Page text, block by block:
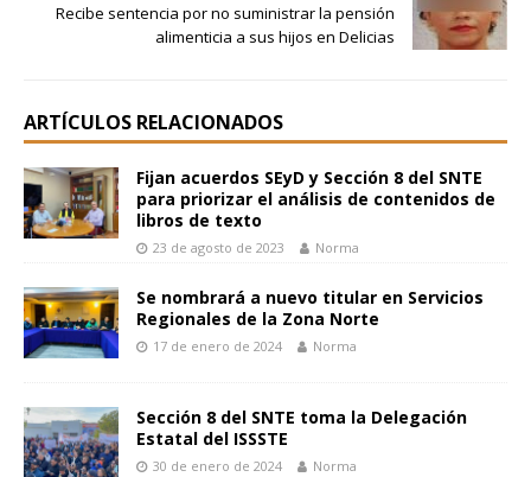
Recibe sentencia por no suministrar la pensión
alimenticia a sus hijos en Delicias
ARTÍCULOS RELACIONADOS
Fijan acuerdos SEyD y Sección 8 del SNTE
para priorizar el análisis de contenidos de
libros de texto
23 de agosto de 2023 Norma
Se nombrará a nuevo titular en Servicios
Regionales de la Zona Norte
17 de enero de 2024 Norma
Sección 8 del SNTE toma la Delegación
Estatal del ISSSTE
30 de enero de 2024 Norma